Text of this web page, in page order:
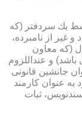
توسط یك سردفتر (كه
غیر از نامبرده،
(كه معاون
و عنداللزوم
جانشین قانونی
به عنوان كارمند
ثبات